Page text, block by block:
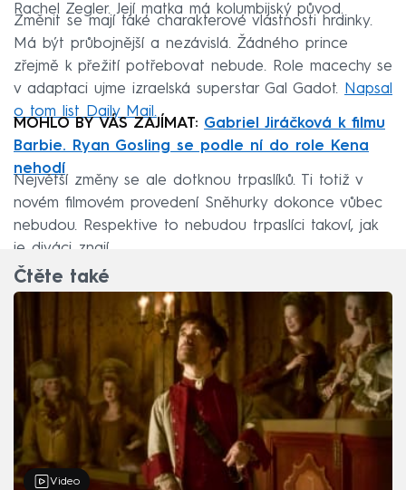
Rachel Zegler. Její matka má kolumbijský původ.
Změnit se mají také charakterové vlastnosti hrdinky.
Má být průbojnější a nezávislá. Žádného prince
zřejmě k přežití potřebovat nebude. Role macechy se
v adaptaci ujme izraelská superstar Gal Gadot. Napsal
o tom list Daily Mail.
MOHLO BY VÁS ZAJÍMAT: Gabriel Jiráčková k filmu
Barbie. Ryan Gosling se podle ní do role Kena
nehodí
Největší změny se ale dotknou trpaslíků. Ti totiž v
novém filmovém provedení Sněhurky dokonce vůbec
nebudou. Respektive to nebudou trpaslíci takoví, jak
je diváci znají.
Čtěte také
Video